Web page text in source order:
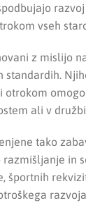
vseh
z mislijo
standardih.
otrokom
ali v
tako
in
športnih